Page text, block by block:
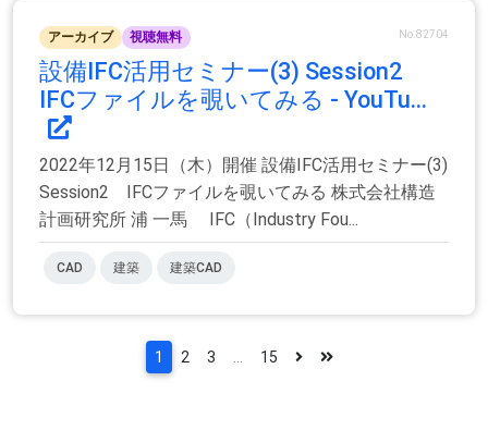
アーカイブ 視聴無料 No.82704
設備IFC活用セミナー(3) Session2
IFCファイルを覗いてみる - YouTu...
2022年12月15日（木）開催 設備IFC活用セミナー(3)
Session2 IFCファイルを覗いてみる 株式会社構造
計画研究所 浦 一馬 IFC（Industry Fou...
CAD 建築 建築CAD
1 2 3 15